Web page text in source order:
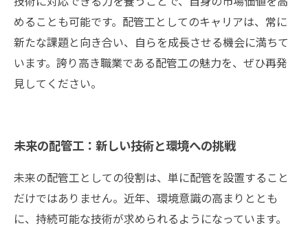
めることも可能です。配管工としてのキャリアは、常に
新たな課題と向き合い、自らを成長させる機会に満ちて
います。誇り高き職業である配管工の魅力を、ぜひ再発
見してください。
未来の配管工：新しい技術と環境への挑戦
未来の配管工としての役割は、単に配管を設置すること
だけではありません。近年、環境意識の高まりととも
に、持続可能な技術が求められるようになっています。